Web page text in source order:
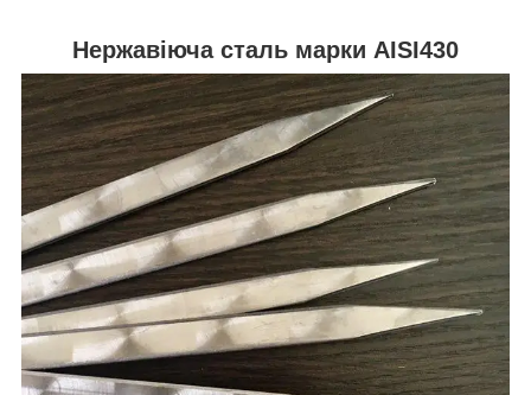
Нержавіюча сталь марки AISI430